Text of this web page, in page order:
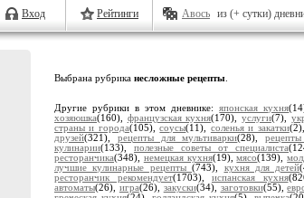
Вход Рейтинги Авось из (+ сутки)
Выбрана рубрика несложные рецепты
Другие рубрики в этом дневнике:японская кухня
хозяюшка(160), французская кухня(170), услуги(7),
страны и города(105),соусы(11), соленья и закатки
друзей(321), рецепты для мультиварки(28),
кулинарии(133), полезные советы от специалиста
ресторанчика(348), немецкая кухня(19),мясо(139),
лучшие кулинарные рецепты(743), кухня для детей
ресторанчик рекомендует(1703), испанская кухня
автоматы(26), игра(26), закуски(34), заготовки(55),